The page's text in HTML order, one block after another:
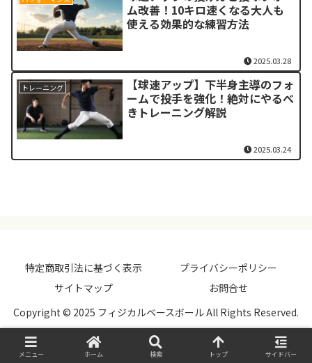
ム改善！10キロ速くなる大人も
使える効果的な練習方法
2025.03.28
トレーニング
【球速アップ】下半身主導のフォ
ームで投手を強化！絶対にやるべ
きトレーニング解説
2025.03.24
特定商取引法に基づく表示
プライバシーポリシー
サイトマップ
お問合せ
Copyright © 2025 フィジカルベースボール All Rights Reserved.
メニュー ホーム 検索 トップ サイドバー